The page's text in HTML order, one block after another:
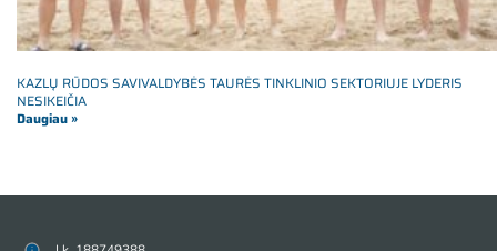
KAZLŲ RŪDOS SAVIVALDYBĖS TAURĖS TINKLINIO SEKTORIUJE LYDERIS
NESIKEIČIA
Daugiau »